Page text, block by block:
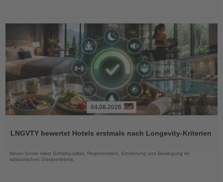
die
04.08.2026
LNGVTY bewertet Hotels erstmals nach Longevity-Kriterien
Neuer Score misst Schlafqualität, Regeneration, Ernährung und Bewegung im
tatsächlichen Gästeerlebnis